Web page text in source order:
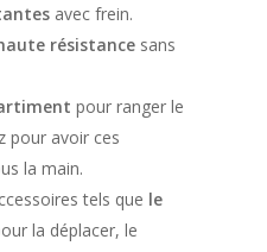
avec frein.
résistance sans
pour ranger le
pour avoir ces
la main.
tels que le
la déplacer, le